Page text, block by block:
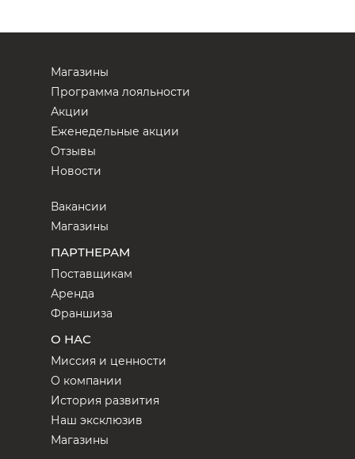
Магазины
Программа лояльности
Акции
Еженедельные акции
Отзывы
Новости
Вакансии
Магазины
ПАРТНЕРАМ
Поставщикам
Аренда
Франшиза
О НАС
Миссия и ценности
О компании
История развития
Наш эксклюзив
Магазины